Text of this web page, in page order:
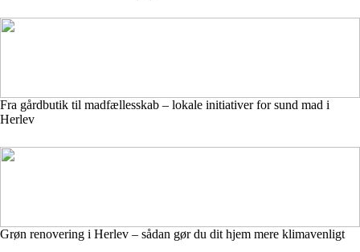
Fra gårdbutik til madfællesskab – lokale initiativer for sund mad i
Herlev
Grøn renovering i Herlev – sådan gør du dit hjem mere klimavenligt